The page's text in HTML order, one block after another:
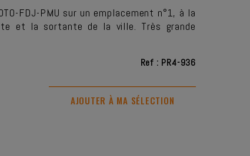
FDJ-PMU sur un emplacement n°1, à la
et la sortante de la ville. Très grande
Ref : PR4-936
AJOUTER À MA SÉLECTION